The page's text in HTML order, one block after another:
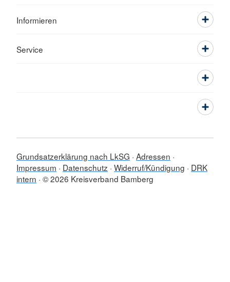
Informieren
Service
Grundsatzerklärung nach LkSG Adressen
Impressum
Datenschutz Widerruf/Kündigung
DRK
intern © 2026 Kreisverband Bamberg